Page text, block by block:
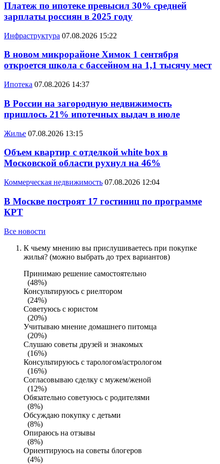
Платеж по ипотеке превысил 30% средней
зарплаты россиян в 2025 году
Инфраструктура 07.08.2026 15:22
В новом микрорайоне Химок 1 сентября
откроется школа с бассейном на 1,1 тысячу мест
Ипотека 07.08.2026 14:37
В России на загородную недвижимость
пришлось 21% ипотечных выдач в июле
Жилье 07.08.2026 13:15
Объем квартир с отделкой white box в
Московской области рухнул на 46%
Коммерческая недвижимость 07.08.2026 12:04
В Москве построят 17 гостиниц по программе
КРТ
Все новости
К чьему мнению вы прислушиваетесь при покупке
жилья? (можно выбрать до трех вариантов)
Принимаю решение самостоятельно
(48%)
Консультируюсь с риелтором
(24%)
Советуюсь с юристом
(20%)
Учитываю мнение домашнего питомца
(20%)
Слушаю советы друзей и знакомых
(16%)
Консультируюсь с тарологом/астрологом
(16%)
Согласовываю сделку с мужем/женой
(12%)
Обязательно советуюсь с родителями
(8%)
Обсуждаю покупку с детьми
(8%)
Опираюсь на отзывы
(8%)
Ориентируюсь на советы блогеров
(4%)